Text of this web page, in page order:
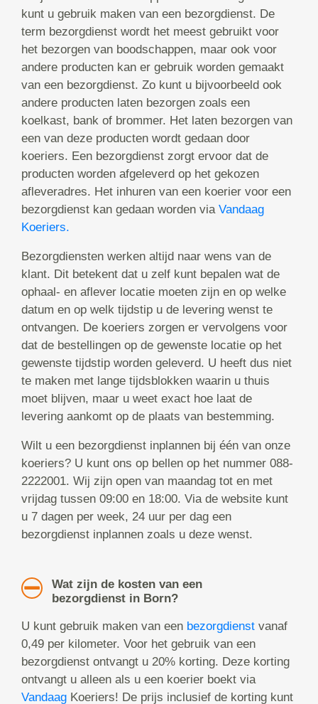
kunt u gebruik maken van een bezorgdienst. De
term bezorgdienst wordt het meest gebruikt voor
het bezorgen van boodschappen, maar ook voor
andere producten kan er gebruik worden gemaakt
van een bezorgdienst. Zo kunt u bijvoorbeeld ook
andere producten laten bezorgen zoals een
koelkast, bank of brommer. Het laten bezorgen van
een van deze producten wordt gedaan door
koeriers. Een bezorgdienst zorgt ervoor dat de
producten worden afgeleverd op het gekozen
afleveradres. Het inhuren van een koerier voor een
bezorgdienst kan gedaan worden via Vandaag
Koeriers.
Bezorgdiensten werken altijd naar wens van de
klant. Dit betekent dat u zelf kunt bepalen wat de
ophaal- en aflever locatie moeten zijn en op welke
datum en op welk tijdstip u de levering wenst te
ontvangen. De koeriers zorgen er vervolgens voor
dat de bestellingen op de gewenste locatie op het
gewenste tijdstip worden geleverd. U heeft dus niet
te maken met lange tijdsblokken waarin u thuis
moet blijven, maar u weet exact hoe laat de
levering aankomt op de plaats van bestemming.
Wilt u een bezorgdienst inplannen bij één van onze
koeriers? U kunt ons op bellen op het nummer 088-
2222001. Wij zijn open van maandag tot en met
vrijdag tussen 09:00 en 18:00. Via de website kunt
u 7 dagen per week, 24 uur per dag een
bezorgdienst inplannen zoals u deze wenst.
Wat zijn de kosten van een
bezorgdienst in Born?
U kunt gebruik maken van een bezorgdienst vanaf
0,49 per kilometer. Voor het gebruik van een
bezorgdienst ontvangt u 20% korting. Deze korting
ontvangt u alleen als u een koerier boekt via
Vandaag Koeriers! De prijs inclusief de korting kunt